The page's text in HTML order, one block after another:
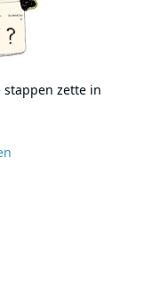
stappen zette in